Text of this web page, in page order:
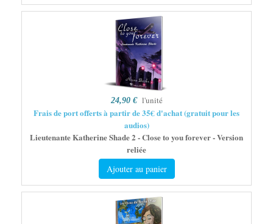
24,90 € l'unité
Frais de port offerts à partir de 35€ d'achat (gratuit pour les
audios)
Lieutenante Katherine Shade 2 - Close to you forever - Version
reliée
Ajouter au panier